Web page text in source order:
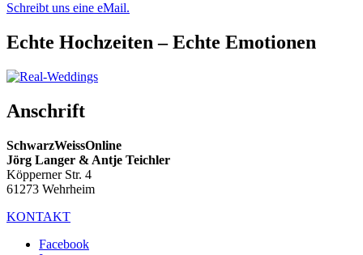
Schreibt uns eine eMail.
Echte Hochzeiten – Echte Emotionen
Anschrift
SchwarzWeissOnline
Jörg Langer & Antje Teichler
Köpperner Str. 4
61273 Wehrheim
KONTAKT
Facebook